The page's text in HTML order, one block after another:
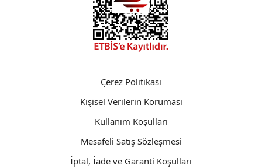
Çerez Politikası
Kişisel Verilerin Koruması
Kullanım Koşulları
Mesafeli Satış Sözleşmesi
İptal, İade ve Garanti Koşulları